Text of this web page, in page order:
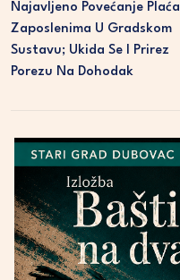
Najavljeno Povećanje Plaća
Zaposlenima U Gradskom
Sustavu; Ukida Se I Prirez
Porezu Na Dohodak